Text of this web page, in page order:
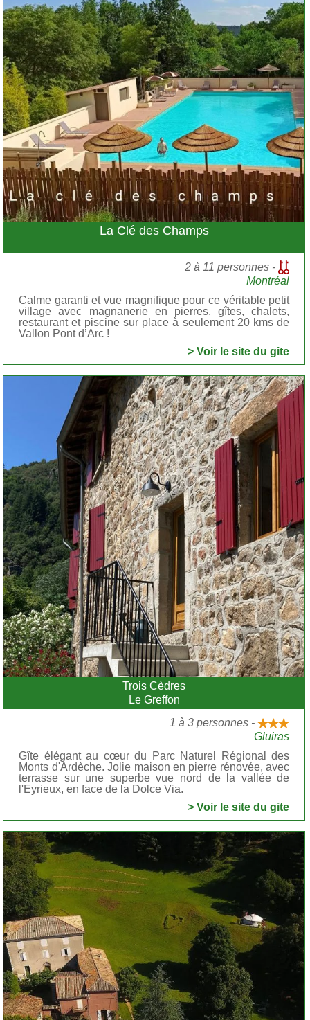
La Clé des Champs
2 à 11 personnes -
Montréal
Calme garanti et vue magnifique pour ce véritable petit
village avec magnanerie en pierres, gîtes, chalets,
restaurant et piscine sur place à seulement 20 kms de
Vallon Pont d’Arc !
> Voir le site du gite
Trois Cèdres
Le Greffon
1 à 3 personnes -
Gluiras
Gîte élégant au cœur du Parc Naturel Régional des
Monts d'Ardèche. Jolie maison en pierre rénovée, avec
terrasse sur une superbe vue nord de la vallée de
l'Eyrieux, en face de la Dolce Via.
> Voir le site du gite